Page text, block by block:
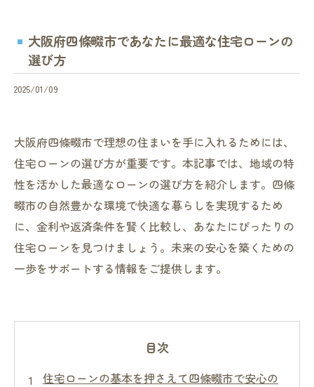
大阪府四條畷市であなたに最適な住宅ローンの
選び方
2025/01/09
大阪府四條畷市で理想の住まいを手に入れるためには、
住宅ローンの選び方が重要です。本記事では、地域の特
性を活かした最適なローンの選び方を紹介します。四條
畷市の自然豊かな環境で快適な暮らしを実現するため
に、金利や返済条件を賢く比較し、あなたにぴったりの
住宅ローンを見つけましょう。未来の安心を築くための
一歩をサポートする情報をご提供します。
目次
住宅ローンの基本を押さえて四條畷市で安心の